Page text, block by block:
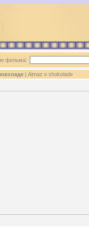
фильма:
| Almaz v shokolade